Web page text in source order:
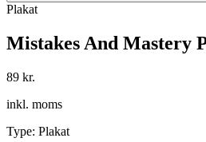
Plakat
Mistakes And Mastery
89 kr.
inkl. moms
Type: Plakat